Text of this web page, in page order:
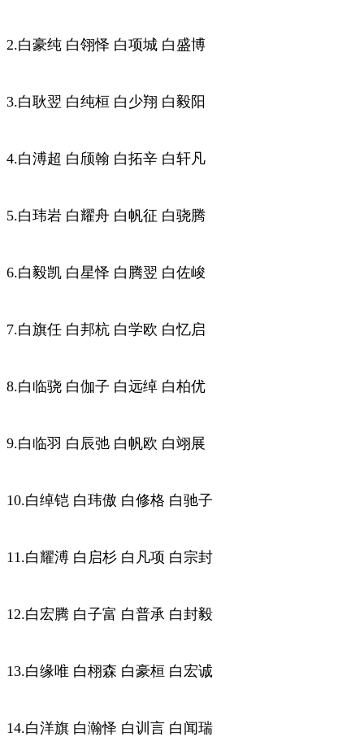
2.白豪纯 白翎怿 白项城 白盛博
3.白耿翌 白纯桓 白少翔 白毅阳
4.白溥超 白颀翰 白拓辛 白轩凡
5.白玮岩 白耀舟 白帆征 白骁腾
6.白毅凯 白星怿 白腾翌 白佐峻
7.白旗任 白邦杭 白学欧 白忆启
8.白临骁 白伽子 白远绰 白柏优
9.白临羽 白辰弛 白帆欧 白翊展
10.白绰铠 白玮傲 白修格 白驰子
11.白耀溥 白启杉 白凡项 白宗封
12.白宏腾 白子富 白普承 白封毅
13.白缘唯 白栩森 白豪桓 白宏诚
14.白洋旗 白瀚怿 白训言 白闻瑞